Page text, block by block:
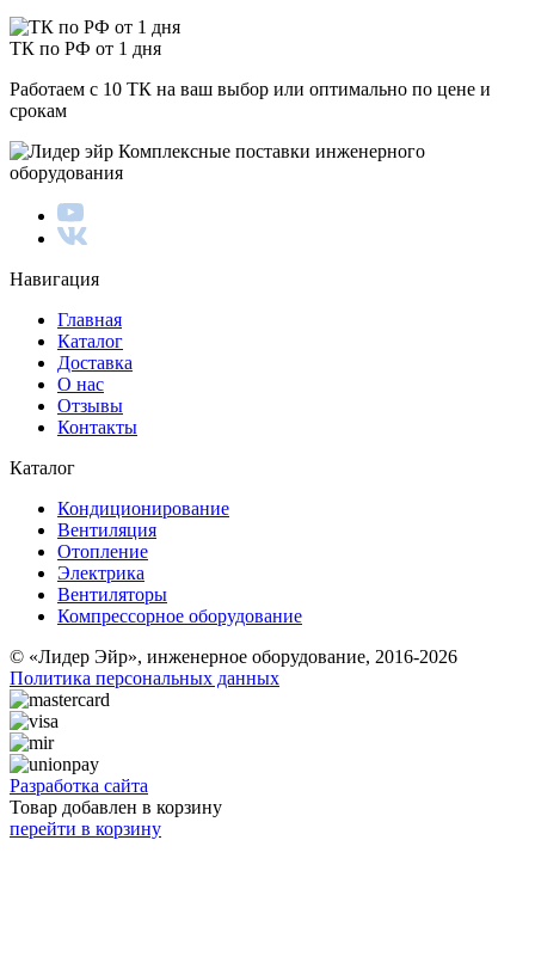
ТК по РФ от 1 дня
Работаем с 10 ТК на ваш выбор или оптимально по цене и
срокам
Комплексные поставки инженерного
оборудования
Навигация
Главная
Каталог
Доставка
О нас
Отзывы
Контакты
Каталог
Кондиционирование
Вентиляция
Отопление
Электрика
Вентиляторы
Компрессорное оборудование
© «Лидер Эйр», инженерное оборудование, 2016-2026
Политика персональных данных
Разработка сайта
Товар добавлен в корзину
перейти в корзину